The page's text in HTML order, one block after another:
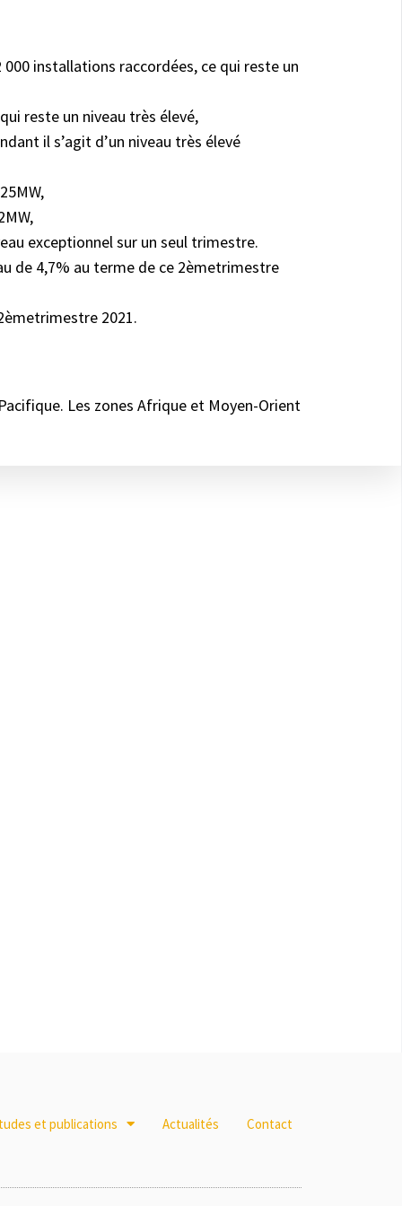
installations raccordées, ce qui reste un
reste un niveau très élevé,
il s’agit d’un niveau très élevé
exceptionnel sur un seul trimestre.
de 4,7% au terme de ce 2èmetrimestre
2021.
Les zones Afrique et Moyen-Orient
et publications Actualités Contact